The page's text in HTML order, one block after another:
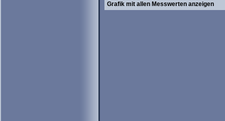
Grafik mit allen Messwerten anzeigen